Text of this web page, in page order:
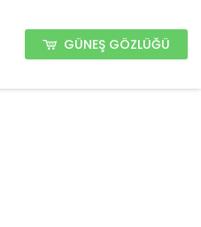
GÜNEŞ GÖZLÜĞÜ